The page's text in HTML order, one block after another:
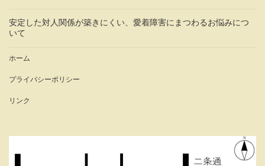
安定した対人関係が築きにくい、愛着障害にまつわるお悩みにつ
いて
ホーム
プライバシーポリシー
リンク